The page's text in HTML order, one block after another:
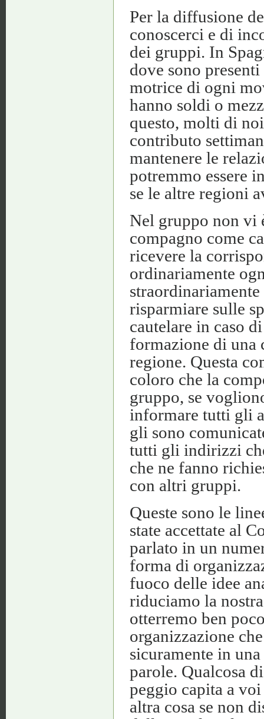
Per la diffusione
conoscerci e di
dei gruppi. In
dove sono
motrice di ogni
hanno soldi o
questo, molti di
contributo
mantenere le
potremmo essere
se le altre regioni
Nel gruppo non vi
compagno come
ricevere la
ordinariamente
risparmiare sulle
cautelare in caso
formazione di una
regione. Questa
coloro che la
gruppo, se
informare tutti gli
gli sono
tutti gli indirizzi
che ne fanno
con altri gruppi.
Queste sono le
state accettate al
parlato in un
forma di
fuoco delle idee
riduciamo la
otterremo ben
organizzazione
sicuramente in
parole. Qualcosa
peggio capita a
altra cosa se non